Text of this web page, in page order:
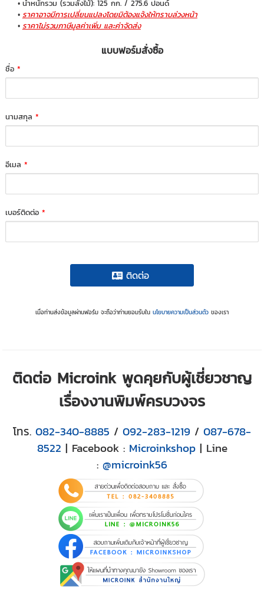
น้ำหนักรวม (รวมลังไม้): 125 กก. / 275.6 ปอนด์
ราคาอาจมีการเปลี่ยนแปลงโดยมิต้องแจ้งให้ทราบล่วงหน้า
ราคาไม่รวมภาษีมูลค่าเพิ่ม และค่าจัดส่ง
แบบฟอร์มสั่งซื้อ
ชื่อ*
นามสกุล*
อีเมล*
เบอร์ติดต่อ*
ติดต่อ
เมื่อท่านส่งข้อมูลผ่านฟอร์ม จะถือว่าท่านยอมรับใน นโยบายความเป็นส่วนตัว ของเรา
ติดต่อ Microink พูดคุยกับผู้เชี่ยวชาญ
เรื่องงานพิมพ์ครบวงจร
โทร. 082-340-8885 / 092-283-1219 / 087-678-
8522 | Facebook : Microinkshop| Line
: @microink56